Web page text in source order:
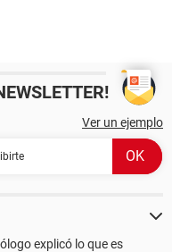
Ver un ejemplo
explicó lo que es